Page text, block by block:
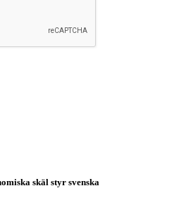
skäl styr svenska